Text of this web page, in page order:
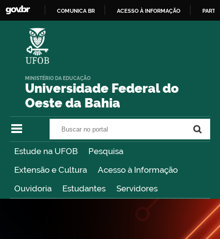
COMUNICA BR ACESSO À INFORMAÇÃO
Universidade Federal do
Oeste da Bahia
MINISTÉRIO DA EDUCAÇÃO
Estude na UFOB
Pesquisa
Extensão e Cultura
Acesso à Informação
Ouvidoria
Estudantes Servidores